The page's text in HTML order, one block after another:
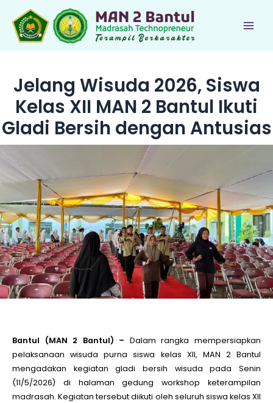
konten
Jelang Wisuda 2026, Siswa
Kelas XII MAN 2 Bantul Ikuti
Gladi Bersih dengan Antusias
Bantul (MAN 2 Bantul) – Dalam rangka mempersiapkan
pelaksanaan wisuda purna siswa kelas XII, MAN 2 Bantul
mengadakan kegiatan gladi bersih wisuda pada Senin
(11/5/2026) di halaman gedung workshop keterampilan
madrasah. Kegiatan tersebut diikuti oleh seluruh siswa kelas XII